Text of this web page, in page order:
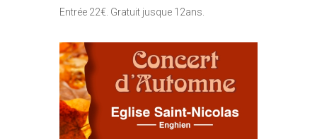
Entrée 22€. Gratuit jusque 12ans.